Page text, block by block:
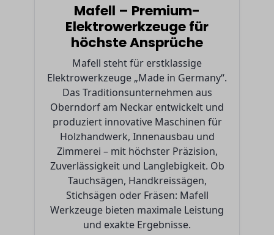
Mafell – Premium-
Elektrowerkzeuge für
höchste Ansprüche
Mafell steht für erstklassige
Elektrowerkzeuge „Made in Germany“.
Das Traditionsunternehmen aus
Oberndorf am Neckar entwickelt und
produziert innovative Maschinen für
Holzhandwerk, Innenausbau und
Zimmerei – mit höchster Präzision,
Zuverlässigkeit und Langlebigkeit. Ob
Tauchsägen, Handkreissägen,
Stichsägen oder Fräsen: Mafell
Werkzeuge bieten maximale Leistung
und exakte Ergebnisse.